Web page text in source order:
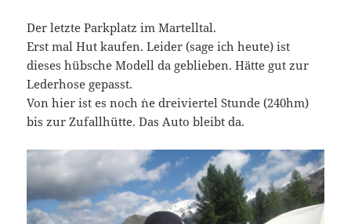
Der letzte Parkplatz im Martelltal.
Erst mal Hut kaufen. Leider (sage ich heute) ist
dieses hübsche Modell da geblieben. Hätte gut zur
Lederhose gepasst.
Von hier ist es noch ´ne dreiviertel Stunde (240hm)
bis zur Zufallhütte. Das Auto bleibt da.